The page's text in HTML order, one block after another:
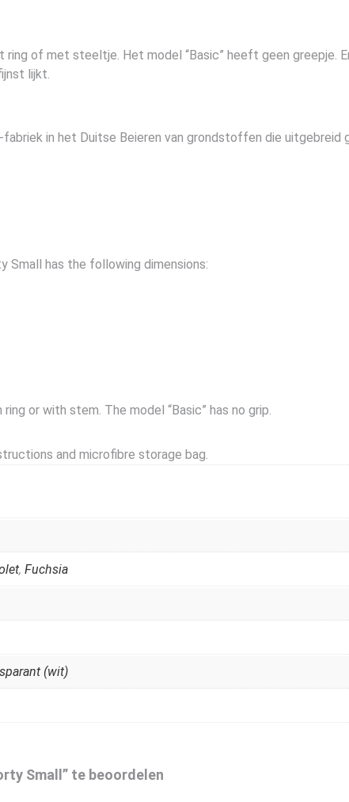
of met steeltje. Het model “Basic” heeft geen greepje.
lijkt.
in het Duitse Beieren van grondstoffen die
Small has the following dimensions:
or with stem. The model “Basic” has no grip.
and microfibre storage bag.
, Fuchsia
(wit)
Small” te beoordelen